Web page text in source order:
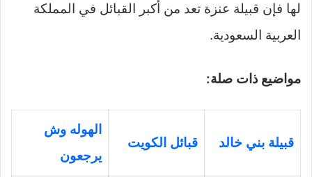
لها فإن قبيلة عنزة تعد من أكبر القبائل في المملكة
العربية السعودية.
مواضيع ذات صلة:
قبيلة بني خالد قبائل الكويت
الهوله وش
يرجعون